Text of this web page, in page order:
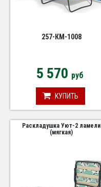
257-КМ-1008
5 570 руб
КУПИТЬ
Раскладушка Уют-2 ламели
(мягкая)